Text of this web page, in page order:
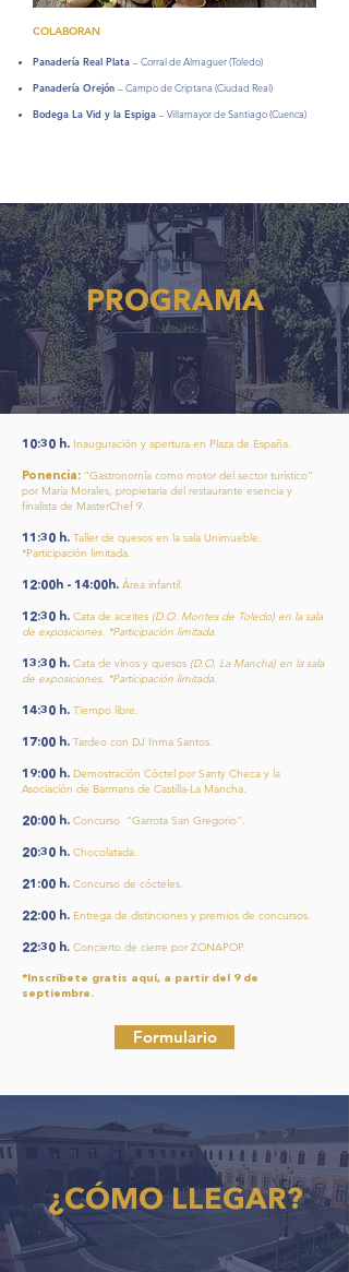
COLABORAN
Panadería Real Plata – Corral de Almaguer (Toledo)
Panadería Orejón – Campo de Criptana (Ciudad Real)
Bodega La Vid y la Espiga – Villamayor de Santiago (Cuenca)
PROGRAMA
10:30 h. Inauguración y apertura en Plaza de España.​
Ponencia: “Gastronomía como motor del sector turístico”
por María Morales, propietaria del restaurante esencia y
finalista de MasterChef 9.
11:30 h. Taller de quesos en la sala Unimueble.
*Participación limitada.
12:00h - 14:00h. Área infantil.
12:30 h. Cata de aceites (D.O. Montes de Toledo) en la sala
de exposiciones. *Participación limitada.
13:30 h. Cata de vinos y quesos (D.O. La Mancha) en la sala
de exposiciones. *Participación limitada.
14:30 h. Tiempo libre.
17:00 h. Tardeo con DJ Inma Santos.
19:00 h. Demostración Cóctel por Santy Checa y la
Asociación de Barmans de Castilla-La Mancha.
20:00 h. Concurso “Garrota San Gregorio”.
20:30 h. Chocolatada.
21:00 h. Concurso de cócteles.
22:00 h. Entrega de distinciones y premios de concursos.
22:30 h. Concierto de cierre por ZONAPOP.
*Inscríbete gratis aquí, a partir del 9 de
septiembre.
Formulario
¿CÓMO LLEGAR?